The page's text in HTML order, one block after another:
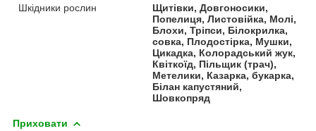
Шкідники рослин
Щитівки, Довгоносики,
Попелиця, Листовійка, Молі,
Блохи, Тріпси, Білокрилка,
совка, Плодостірка, Мушки,
Цикадка, Колорадський жук,
Квіткоїд, Пільщик (трач),
Метелики, Казарка, букарка,
Білан капустяний,
Шовкопряд
Приховати